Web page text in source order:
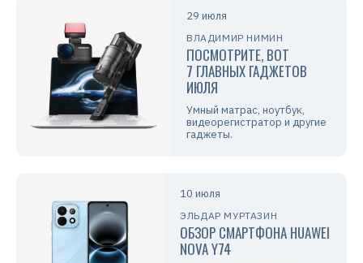
29 июля
ВЛАДИМИР НИМИН
ПОСМОТРИТЕ, ВОТ
7 ГЛАВНЫХ ГАДЖЕТОВ
ИЮЛЯ
Умный матрас, ноутбук,
видеорегистратор и другие
гаджеты.
10 июля
ЭЛЬДАР МУРТАЗИН
ОБЗОР СМАРТФОНА HUAWEI
NOVA Y74